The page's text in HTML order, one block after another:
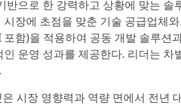
으로 한 강력하고 상황에 맞는 솔
장에 초점을 맞춘 기술 공급업체
함)을 적용하여 공동 개발 솔루션
운영 성과를 제공한다. 리더는 차
시장 영향력과 역량 면에서 전년